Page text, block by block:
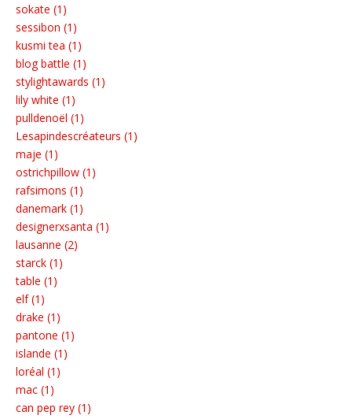
sokate (1)
sessibon (1)
kusmi tea (1)
blog battle (1)
stylightawards (1)
lily white (1)
pulldenoël (1)
Lesapindescréateurs (1)
maje (1)
ostrichpillow (1)
rafsimons (1)
danemark (1)
designerxsanta (1)
lausanne (2)
starck (1)
table (1)
elf (1)
drake (1)
pantone (1)
islande (1)
loréal (1)
mac (1)
can pep rey (1)